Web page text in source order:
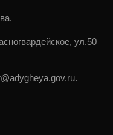
ул.50